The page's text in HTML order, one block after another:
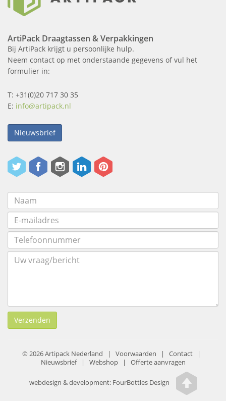
ArtiPack Draagtassen & Verpakkingen
Bij ArtiPack krijgt u persoonlijke hulp.
Neem contact op met onderstaande gegevens of vul het
formulier in:
T: +31(0)20 717 30 35
E: info@artipack.nl
Nieuwsbrief
Verzenden
© 2026 Artipack Nederland | Voorwaarden | Contact |
Nieuwsbrief| Webshop| Offerte aanvragen
webdesign & development:FourBottles Design